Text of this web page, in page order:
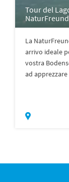
Tour del
La
arrivo ideale
vostra
ad